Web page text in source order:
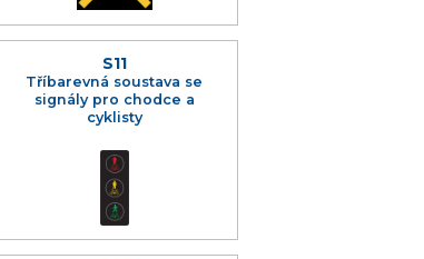
S11
Tříbarevná soustava se
signály pro chodce a
cyklisty